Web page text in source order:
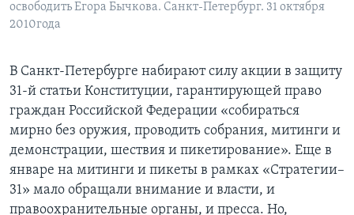
освободить Егора Бычкова. Санкт-Петербург. 31 октября
2010года
В Санкт-Петербурге набирают силу акции в защиту
31-й статьи Конституции, гарантирующей право
граждан Российской Федерации «собираться
мирно без оружия, проводить собрания, митинги и
демонстрации, шествия и пикетирование». Еще в
январе на митинги и пикеты в рамках «Стратегии–
31» мало обращали внимание и власти, и
правоохранительные органы, и пресса. Но,